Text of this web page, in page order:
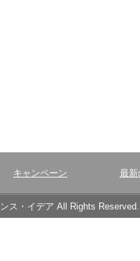
キャンペーン 最新
ス・イデア All Rights Reserved.